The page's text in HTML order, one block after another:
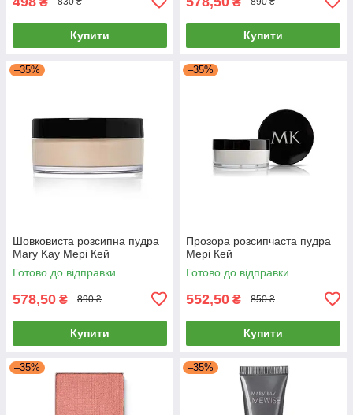
Купити Купити
–35%
Шовковиста розсипна пудра
Mary Kay Мері Кей
Готово до відправки
578,50 ₴ 890 ₴
Купити
–35%
Прозора розсипчаста пудра
Мері Кей
Готово до відправки
552,50 ₴ 850 ₴
Купити
–35% –35%